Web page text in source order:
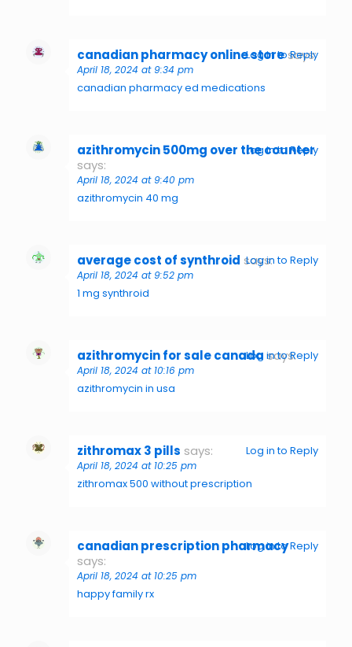
canadian pharmacy online store says:
April 18, 2024 at 9:34 pm
canadian pharmacy ed medications
Log in to Reply
azithromycin 500mg over the counter
says:
April 18, 2024 at 9:40 pm
azithromycin 40 mg
Log in to Reply
average cost of synthroid says:
April 18, 2024 at 9:52 pm
1 mg synthroid
Log in to Reply
azithromycin for sale canada says:
April 18, 2024 at 10:16 pm
azithromycin in usa
Log in to Reply
zithromax 3 pills says:
April 18, 2024 at 10:25 pm
zithromax 500 without prescription
Log in to Reply
canadian prescription pharmacy
says:
April 18, 2024 at 10:25 pm
happy family rx
Log in to Reply